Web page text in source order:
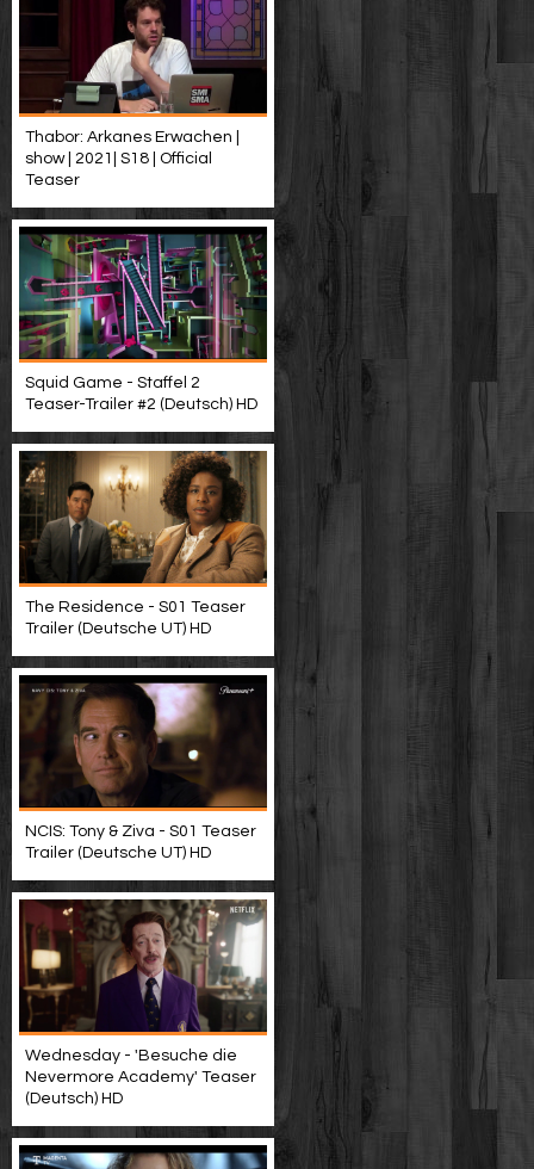
Thabor: Arkanes Erwachen |
show | 2021| S18 | Official
Teaser
Squid Game - Staffel 2
Teaser-Trailer #2 (Deutsch) HD
The Residence - S01 Teaser
Trailer (Deutsche UT) HD
NCIS: Tony & Ziva - S01 Teaser
Trailer (Deutsche UT) HD
Wednesday - 'Besuche die
Nevermore Academy' Teaser
(Deutsch) HD